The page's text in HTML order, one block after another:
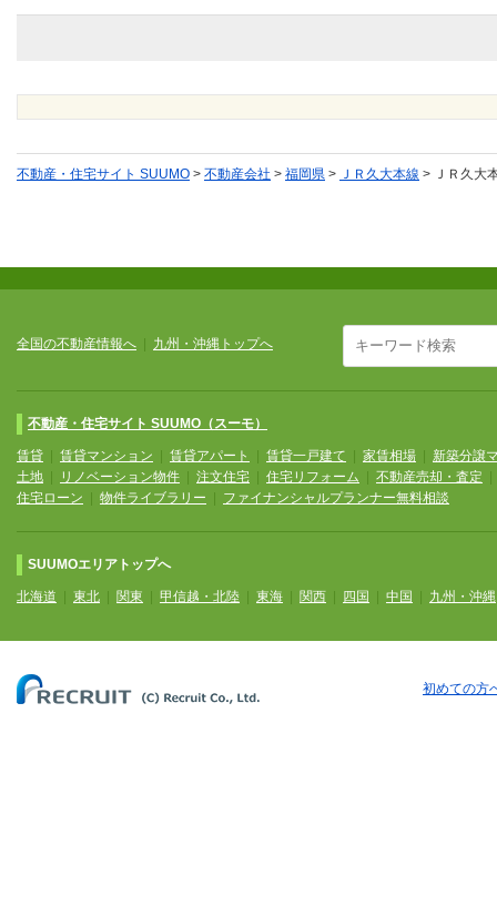
不動産・住宅サイト SUUMO > 不動産会社 > 福岡県 > ＪＲ久大本線 > ＪＲ久大
全国の不動産情報へ 九州・沖縄トップへ
不動産・住宅サイト SUUMO（スーモ）
賃貸 賃貸マンション 賃貸アパート 賃貸一戸建て 家賃相場
新築分譲
土地
リノベーション物件 注文住宅 住宅リフォーム 不動産売却・査定
住宅ローン
物件ライブラリー ファイナンシャルプランナー無料相談
SUUMOエリアトップへ
北海道 東北 関東 甲信越・北陸 東海 関西 四国 中国 九州・沖縄
初めての方